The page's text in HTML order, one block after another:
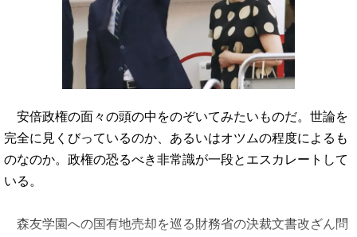
安倍政権の面々の頭の中をのぞいてみたいものだ。世論を
完全に見くびっているのか、あるいはオツムの程度によるも
のなのか。政権の恐るべき非常識が一段とエスカレートして
いる。
森友学園への国有地売却を巡る財務省の決裁文書改ざん問